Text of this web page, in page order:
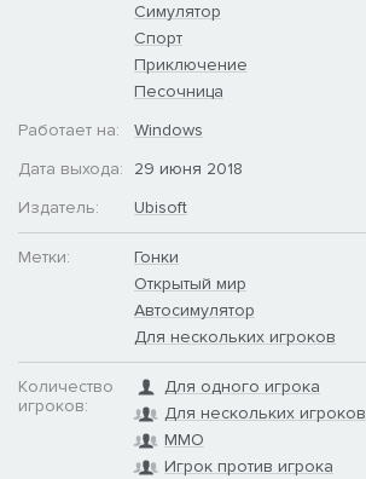
Симулятор
Спорт
Приключение
Песочница
Работает на:
Windows
Дата выхода:
29 июня 2018
Издатель:
Ubisoft
Метки:
Гонки
Открытый мир
Автосимулятор
Для нескольких игроков
Количество
игроков:
Для одного игрока
Для нескольких игроков
MMO
Игрок против игрока